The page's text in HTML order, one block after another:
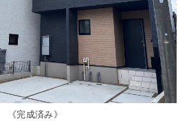
《完成済み》